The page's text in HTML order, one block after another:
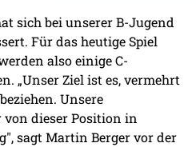
sich bei unserer B-Jugend
Für das heutige Spiel
also einige C-
„Unser Ziel ist es, vermehrt
Unsere
dieser Position in
sagt Martin Berger vor der